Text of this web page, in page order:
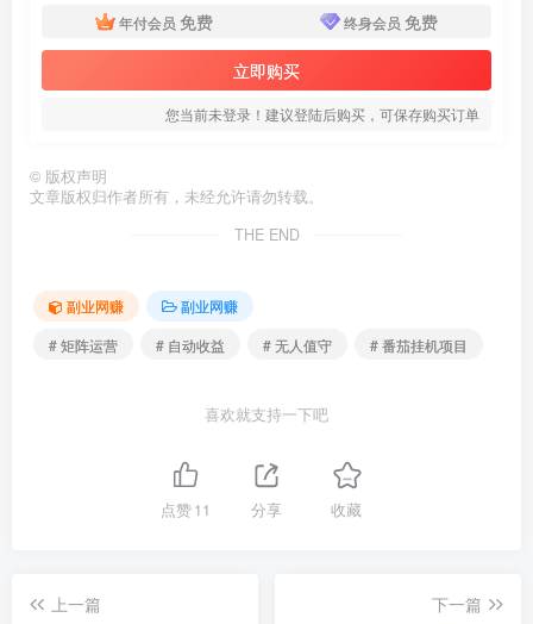
年付会员 免费 终身会员 免费
立即购买
您当前未登录！建议登陆后购买，可保存购买订单
© 版权声明
文章版权归作者所有，未经允许请勿转载。
THE END
副业网赚
副业网赚
# 矩阵运营
# 自动收益 # 无人值守 # 番茄挂机项目
喜欢就支持一下吧
点赞11 分享 收藏
上一篇
下一篇